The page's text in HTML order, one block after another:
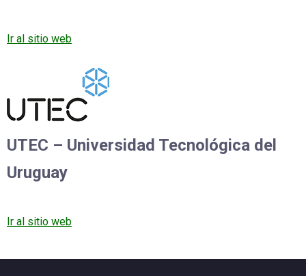
Ir al sitio web
UTEC – Universidad Tecnológica del
Uruguay
Ir al sitio web